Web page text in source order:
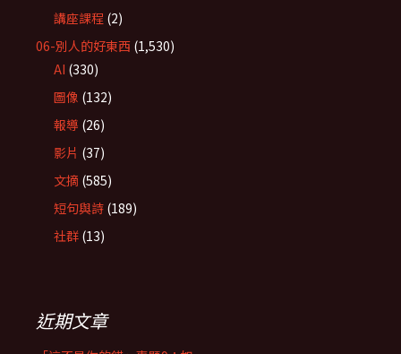
講座課程 (2)
06-別人的好東西 (1,530)
AI (330)
圖像 (132)
報導 (26)
影片 (37)
文摘 (585)
短句與詩 (189)
社群 (13)
近期文章